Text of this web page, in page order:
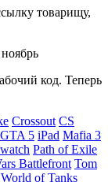
товарищу,
код. Теперь
Crossout CS
GTA 5 iPad Mafia 3
Path of Exile
Battlefront Tom
World of Tanks